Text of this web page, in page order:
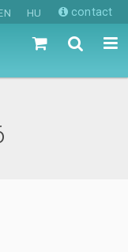
HU contact